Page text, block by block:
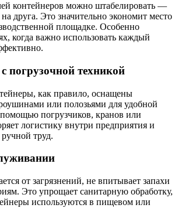
контейнеров можно штабелировать —
друга. Это значительно экономит место
площадке. Особенно
когда важно использовать каждый
погрузочной техникой
как правило, оснащены
или полозьями для удобной
погрузчиков, кранов или
логистику внутри предприятия и
труд.
от загрязнений, не впитывает запахи
Это упрощает санитарную обработку,
используются в пищевом или